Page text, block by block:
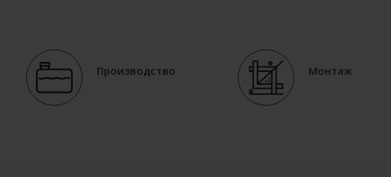
Производство Монтаж